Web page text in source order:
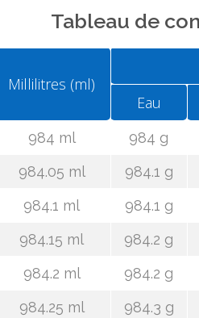
Tableau de
Millilitres (ml)
Eau
984 ml 984 g
984.05 ml
984.1 g
984.1 ml
984.1 g
984.15 ml
984.2 g
984.2 ml
984.2 g
984.25 ml
984.3 g